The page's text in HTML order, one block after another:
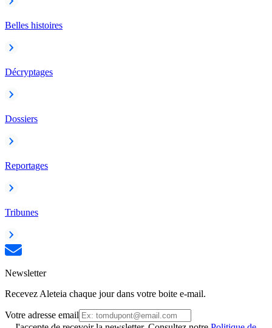
Belles histoires
Décryptages
Dossiers
Reportages
Tribunes
Newsletter
Recevez Aleteia chaque jour dans votre boite e-mail.
Votre adresse email